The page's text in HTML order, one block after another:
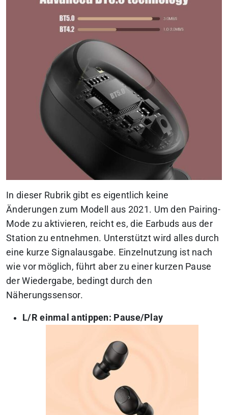
In dieser Rubrik gibt es eigentlich keine
Änderungen zum Modell aus 2021. Um den Pairing-
Mode zu aktivieren, reicht es, die Earbuds aus der
Station zu entnehmen. Unterstützt wird alles durch
eine kurze Signalausgabe. Einzelnutzung ist nach
wie vor möglich, führt aber zu einer kurzen Pause
der Wiedergabe, bedingt durch den
Näherungssensor.
L/R einmal antippen: Pause/Play